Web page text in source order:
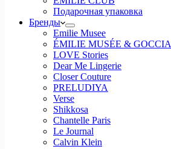
Подарочная упаковка
Бренды
Emilie Musee
ÉMILIE MUSÉE & GOCCIA
LOVE Stories
Dear Me Lingerie
Closer Couture
PRELUDIYA
Verse
Shikkosa
Chantelle Paris
Le Journal
Calvin Klein